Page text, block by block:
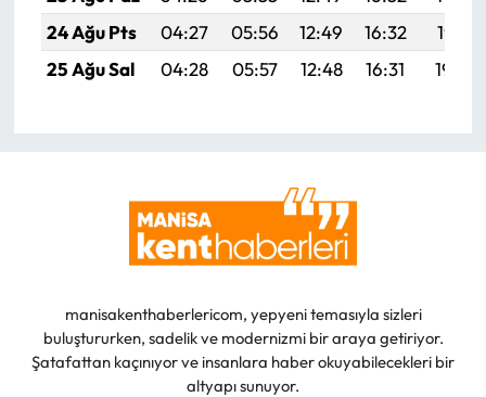
24 Ağu Pts
04:27 05:56 12:49 16:32
19:31
25 Ağu Sal
04:28 05:57 12:48 16:31 19:30
manisakenthaberlericom, yepyeni temasıyla sizleri
buluştururken, sadelik ve modernizmi bir araya getiriyor.
Şatafattan kaçınıyor ve insanlara haber okuyabilecekleri bir
altyapı sunuyor.